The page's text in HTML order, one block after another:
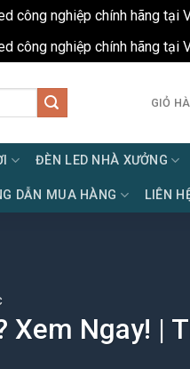
công nghiệp chính hãng tại
công nghiệp chính hãng tại
GIỎ
ĐÈN LED NHÀ XƯỞNG
DẪN MUA HÀNG LIÊN
Xem Ngay! |